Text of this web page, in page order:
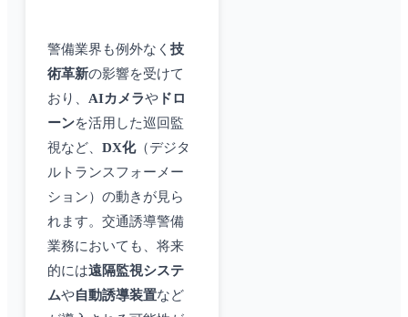
警備業界も例外なく 技
術革新の影響を受けて
おり、 AIカメラや ドロ
ーンを活用した巡回監
視など、 DX化（デジタ
ルトランスフォーメー
ション）の動きが見ら
れます。交通誘導警備
業務においても、将来
的には遠隔監視システ
ムや自動誘導装置など